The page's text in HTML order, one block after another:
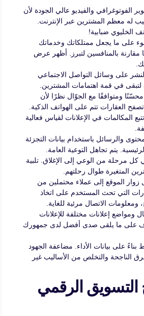
الفوتوغرافي والفيديو عالي الجودة لأن
له معظم المشترين عبر الإنترنت.
الخليوي ضبابية!
على ما يجعل ممتلكاتك وخدماتك
مقارنة بالمنافسين لتبرز. أظهر عرض
على وسائل التواصل الاجتماعي
في قمة اهتمامات المشترين.
ومتوافقًا مع الجوّال نظرًا لأن
العقارات تتم على الهواتف الذكية.
المكالمات في الإعلانات لقياس فعالية
والرسائل باستخدام بيانات التجزئة
يتم تجاهل التوعية العامة.
كل مرحلة من الوعي إلى الإغلاق. تلبية
المتغيرة طوال رحلتهم.
الموقع إلى عملاء محتملين من
التي تحث المستخدم على اتخاذ
ومعلومات الاتصال مرئية للغاية.
ومواضع إعلانات مختلفة للإعلانات
على ما يلقى صدى أفضل لدى جمهورك
بناءً على بيانات الأداء. مضاعفة الجهود
الناجحة والتخلص من الأساليب غير
الرقمي